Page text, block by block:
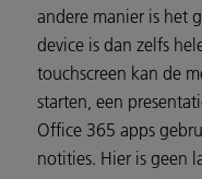
andere manier is het
device is dan zelfs
touchscreen kan de
starten, een
Office 365 apps
notities. Hier is geen